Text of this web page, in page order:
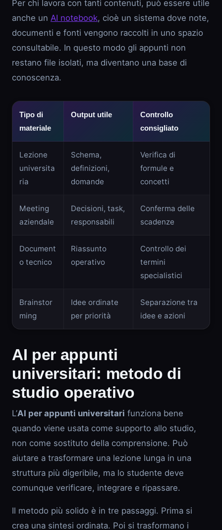
Per chi lavora con tanti contenuti, può essere utile
anche un AI notebook, cioè un sistema dove note,
documenti e fonti vengono raccolti in uno spazio
consultabile. In questo modo gli appunti non
restano file isolati, ma diventano una base di
conoscenza.
Tipo di
materiale
Output utile
Controllo
consigliato
Lezione
universita
ria
Schema,
definizioni,
domande
Verifica di
formule e
concetti
Meeting
aziendale
Decisioni, task,
responsabili
Conferma delle
scadenze
Document
o tecnico
Riassunto
operativo
Controllo dei
termini
specialistici
Brainstor
ming
Idee ordinate
per priorità
Separazione tra
idee e azioni
AI per appunti
universitari: metodo di
studio operativo
L’AI per appunti universitari funziona bene
quando viene usata come supporto allo studio,
non come sostituto della comprensione. Può
aiutare a trasformare una lezione lunga in una
struttura più digeribile, ma lo studente deve
comunque verificare, integrare e ripassare.
Il metodo più solido è in tre passaggi. Prima si
crea una sintesi ordinata. Poi si trasformano i